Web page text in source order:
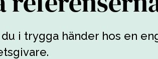
du i trygga händer hos en
Bo Björkstrand